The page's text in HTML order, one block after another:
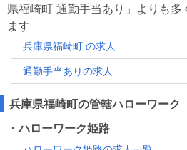
県福崎町 通勤手当あり」よりも多
ます
兵庫県福崎町 の求人
通勤手当ありの求人
兵庫県福崎町の管轄ハローワーク
・ハローワーク姫路